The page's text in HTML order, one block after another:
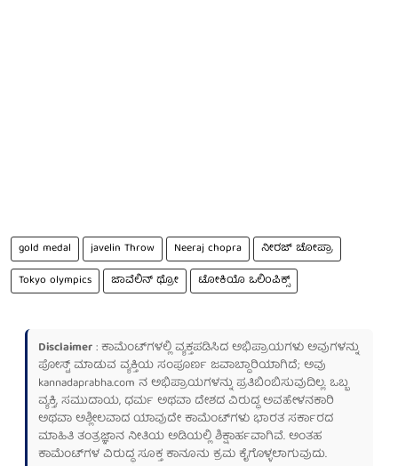
gold medal javelin Throw Neeraj chopra
ನೀರಜ್ ಚೋಪ್ರಾ
Tokyo olympics
ಜಾವೆಲಿನ್ ಥ್ರೋ ಟೋಕಿಯೊ ಒಲಿಂಪಿಕ್ಸ್
Disclaimer: ಕಾಮೆಂಟ್‌ಗಳಲ್ಲಿ ವ್ಯಕ್ತಪಡಿಸಿದ ಅಭಿಪ್ರಾಯಗಳು ಅವುಗಳನ್ನು
ಪೋಸ್ಟ್ ಮಾಡುವ ವ್ಯಕ್ತಿಯ ಸಂಪೂರ್ಣ ಜವಾಬ್ದಾರಿಯಾಗಿದೆ; ಅವು
kannadaprabha.com ನ ಅಭಿಪ್ರಾಯಗಳನ್ನು ಪ್ರತಿಬಿಂಬಿಸುವುದಿಲ್ಲ. ಒಬ್ಬ
ವ್ಯಕ್ತಿ, ಸಮುದಾಯ, ಧರ್ಮ ಅಥವಾ ದೇಶದ ವಿರುದ್ಧ ಅವಹೇಳನಕಾರಿ
ಅಥವಾ ಅಶ್ಲೀಲವಾದ ಯಾವುದೇ ಕಾಮೆಂಟ್‌ಗಳು ಭಾರತ ಸರ್ಕಾರದ
ಮಾಹಿತಿ ತಂತ್ರಜ್ಞಾನ ನೀತಿಯ ಅಡಿಯಲ್ಲಿ ಶಿಕ್ಷಾರ್ಹವಾಗಿವೆ. ಅಂತಹ
ಕಾಮೆಂಟ್‌ಗಳ ವಿರುದ್ಧ ಸೂಕ್ತ ಕಾನೂನು ಕ್ರಮ ಕೈಗೊಳ್ಳಲಾಗುವುದು.